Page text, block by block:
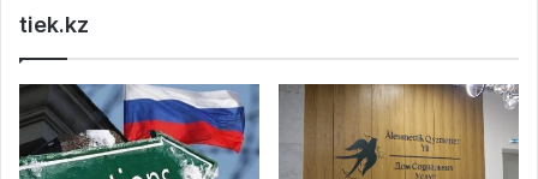
tiek.kz